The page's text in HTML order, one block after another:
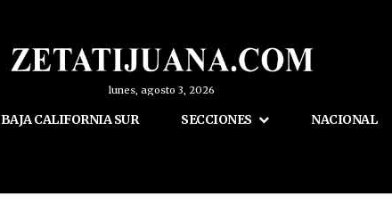
lunes, agosto 3, 2026
BAJA CALIFORNIA SUR SECCIONES NACIONAL